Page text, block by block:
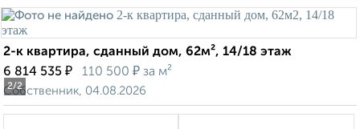
2/2
2-к квартира, сданный дом, 62м², 14/18 этаж
6 814 535 ₽ 110 500 ₽ за м²
Собственник, 04.08.2026